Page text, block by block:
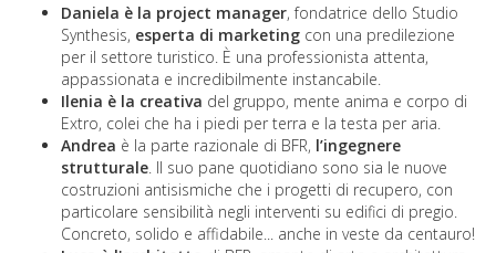
Daniela è la project manager, fondatrice dello Studio
Synthesis, esperta di marketing con una predilezione
per il settore turistico. È una professionista attenta,
appassionata e incredibilmente instancabile.
Ilenia è la creativa del gruppo, mente anima e corpo di
Extro, colei che ha i piedi per terra e la testa per aria.
Andrea è la parte razionale di BFR, l’ingegnere
strutturale . Il suo pane quotidiano sono sia le nuove
costruzioni antisismiche che i progetti di recupero, con
particolare sensibilità negli interventi su edifici di pregio.
Concreto, solido e affidabile... anche in veste da centauro!